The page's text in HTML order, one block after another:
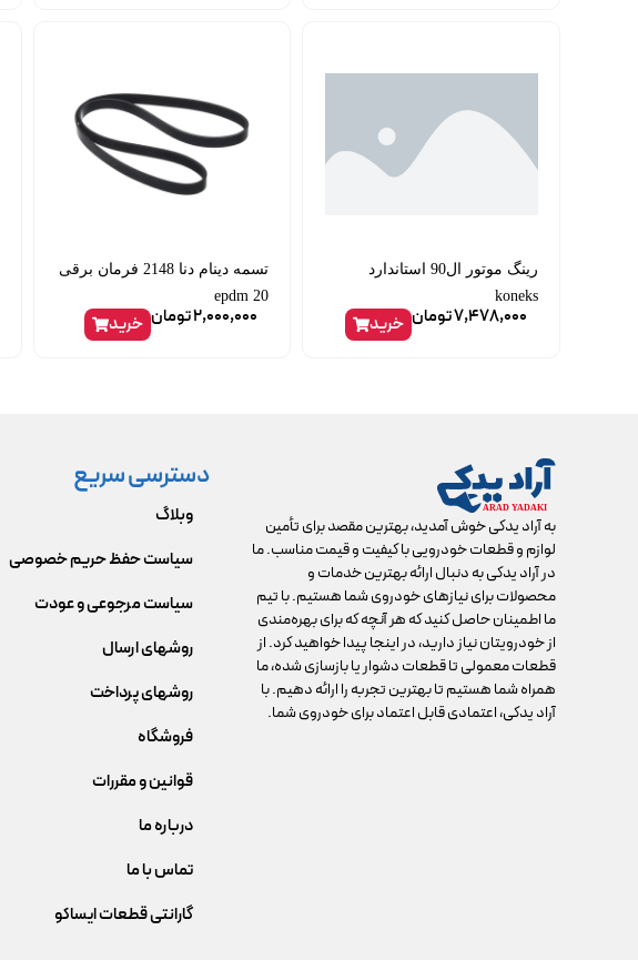
رینگ موتور ال90 استاندارد
koneks
7,478,000تومان خرید
تسمه دینام دنا 2148 فرمان برقی
20 epdm
2,000,000تومان خرید
به آراد یدکی خوش آمدید، بهترین مقصد برای تأمین
لوازم و قطعات خودرویی با کیفیت و قیمت مناسب. ما
در آراد یدکی به دنبال ارائه بهترین خدمات و
محصولات برای نیازهای خودروی شما هستیم. با تیم
ما اطمینان حاصل کنید که هر آنچه که برای بهره‌مندی
از خودرویتان نیاز دارید، در اینجا پیدا خواهید کرد. از
قطعات معمولی تا قطعات دشوار یا بازسازی شده، ما
همراه شما هستیم تا بهترین تجربه را ارائه دهیم. با
آراد یدکی، اعتمادی قابل اعتماد برای خودروی شما.
دسترسی سریع
وبلاگ
سیاست حفظ حریم خصوصی
سیاست مرجوعی و عودت
روشهای ارسال
روشهای پرداخت
فروشگاه
قوانین و مقررات
درباره ما
تماس با ما
گارانتی قطعات ایساکو